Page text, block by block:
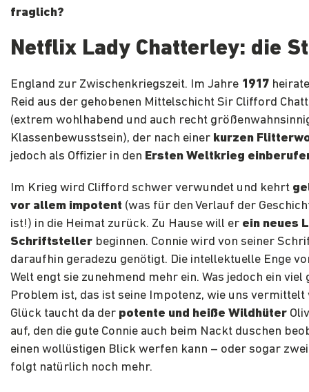
fraglich?
Netflix Lady Chatterley: die
England zur Zwischenkriegszeit. Im Jahre 1917
Reid aus der gehobenen Mittelschicht Sir Clifford
(extrem wohlhabend und auch recht
Klassenbewusstsein), der nach einer kurzen
jedoch als Offizier in den Ersten Weltkrieg
Im Krieg wird Clifford schwer verwundet und kehrt
vor allem impotent (was für den Verlauf der
ist!) in die Heimat zurück. Zu Hause will er ein neues
Schriftsteller beginnen. Connie wird von seiner
daraufhin geradezu genötigt. Die intellektuelle Enge
Welt engt sie zunehmend mehr ein. Was jedoch ein
Problem ist, das ist seine Impotenz, wie uns vermittelt
Glück taucht da der potente und heiße Wildhüter
auf, den die gute Connie auch beim Nackt duschen
einen wollüstigen Blick werfen kann – oder sogar
folgt natürlich noch mehr.